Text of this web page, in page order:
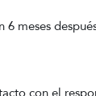
meses
con el